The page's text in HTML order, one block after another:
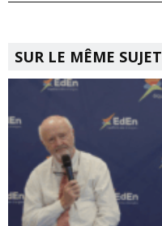
SUR LE MÊME SUJET